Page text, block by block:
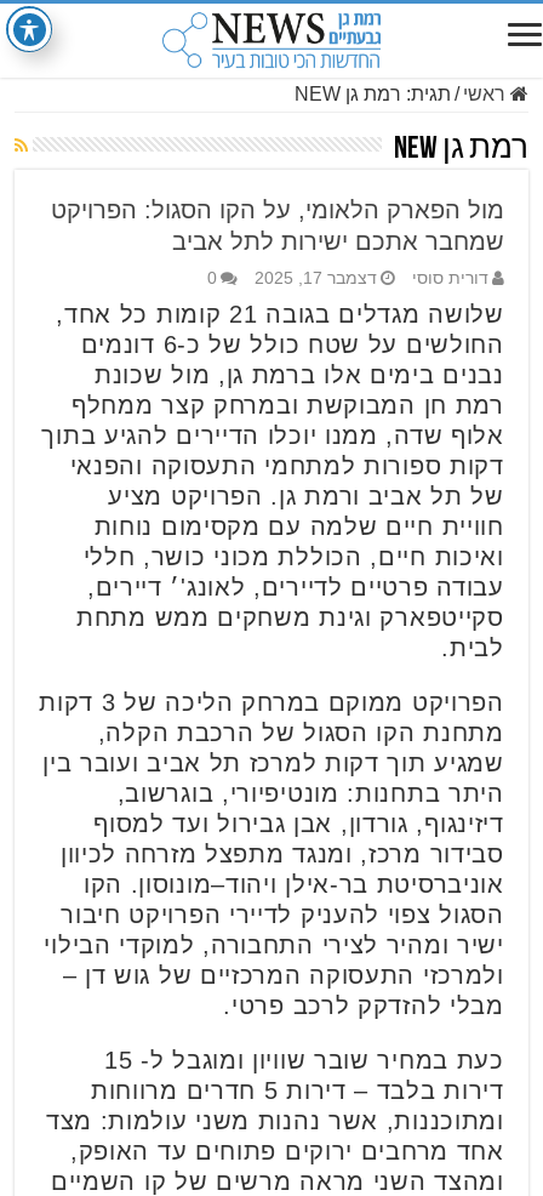
ראשי / תגית: רמת גן NEW
רמת גן NEW
מול הפארק הלאומי, על הקו הסגול: הפרויקט
שמחבר אתכם ישירות לתל אביב
דורית סוסי דצמבר 17, 2025 0
שלושה מגדלים בגובה 21 קומות כל אחד,
החולשים על שטח כולל של כ-6 דונמים
נבנים בימים אלו ברמת גן, מול שכונת
רמת חן המבוקשת ובמרחק קצר ממחלף
אלוף שדה, ממנו יוכלו הדיירים להגיע בתוך
דקות ספורות למתחמי התעסוקה והפנאי
של תל אביב ורמת גן. הפרויקט מציע
חוויית חיים שלמה עם מקסימום נוחות
ואיכות חיים, הכוללת מכוני כושר, חללי
עבודה פרטיים לדיירים, לאונג'׳ דיירים,
סקייטפארק וגינת משחקים ממש מתחת
לבית.
הפרויקט ממוקם במרחק הליכה של 3 דקות
מתחנת הקו הסגול של הרכבת הקלה,
שמגיע תוך דקות למרכז תל אביב ועובר בין
היתר בתחנות: מונטיפיורי, בוגרשוב,
דיזינגוף, גורדון, אבן גבירול ועד למסוף
סבידור מרכז, ומנגד מתפצל מזרחה לכיוון
אוניברסיטת בר-אילן ויהוד–מונוסון. הקו
הסגול צפוי להעניק לדיירי הפרויקט חיבור
ישיר ומהיר לצירי התחבורה, למוקדי הבילוי
ולמרכזי התעסוקה המרכזיים של גוש דן –
מבלי להזדקק לרכב פרטי.
כעת במחיר שובר שוויון ומוגבל ל- 15
דירות בלבד – דירות 5 חדרים מרווחות
ומתוכננות, אשר נהנות משני עולמות: מצד
אחד מרחבים ירוקים פתוחים עד האופק,
ומהצד השני מראה מרשים של קו השמיים